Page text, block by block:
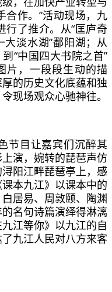
合作。”活动现场，九
行了推介。从“匡庐奇
大淡水湖”鄱阳湖；从
“中国四大书院之首”
片，一段段生动的描
的历史文化底蕴和独
现场观众心驰神往。
节目让嘉宾们沉醉其
演，婉转的琵琶声仿
阳江畔琵琶亭上，感
本九江》以课本中的
居易、周敦颐、陶渊
名句诗篇演绎得淋漓
江等你》以九江的自
九江人民对八方来客